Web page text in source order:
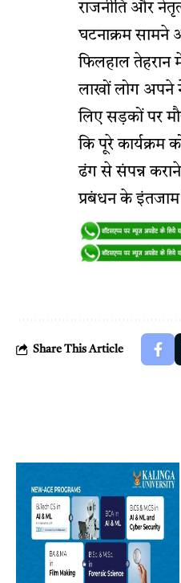
राजनीति और
घटनाक्रम
फिलहाल तेहरान
लाखों लोग अपने
लिए सड़कों पर
कि पूरे कार्यक्रम
ढंग से संपन्न
प्रबंधन के
Share This Article